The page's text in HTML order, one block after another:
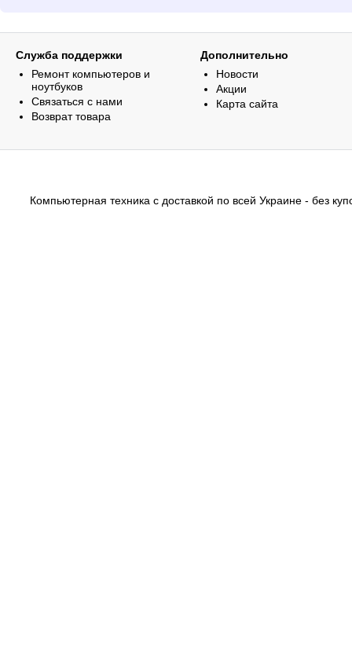
Служба поддержки
Ремонт компьютеров и
ноутбуков
Связаться с нами
Возврат товара
Дополнительно
Новости
Акции
Карта сайта
Компьютерная техника с доставкой по всей Украине - без